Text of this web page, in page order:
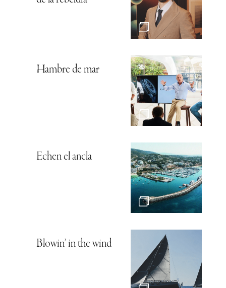
Hambre de mar
Echen el ancla
Blowin’ in the wind